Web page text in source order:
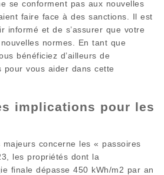
se conforment pas aux nouvelles
faire face à des sanctions. Il est
informé et de s’assurer que votre
normes. En tant que
bénéficiez d’ailleurs de
pour vous aider dans cette
implications pour les
majeurs concerne les « passoires
les propriétés dont la
finale dépasse 450 kWh/m2 par an